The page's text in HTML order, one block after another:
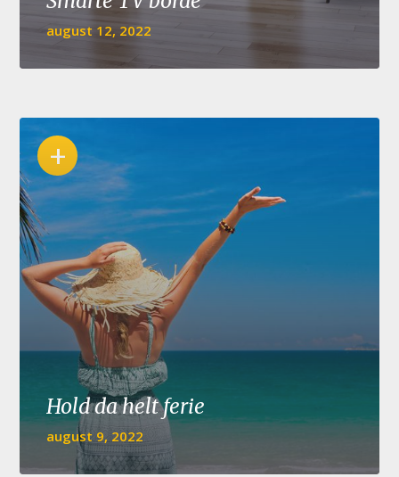
august 12, 2022
Hold da helt ferie
august 9, 2022
+